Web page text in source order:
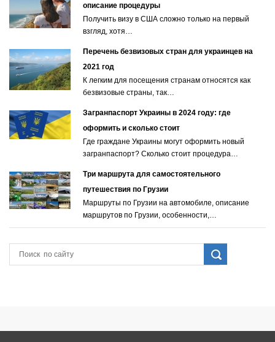
описание процедуры
Получить визу в США сложно только на первый
взгляд, хотя…
Перечень безвизовых стран для украинцев на
2021 год
К легким для посещения странам относятся как
безвизовые страны, так…
Загранпаспорт Украины в 2024 году: где
оформить и сколько стоит
Где граждане Украины могут оформить новый
загранпаспорт? Сколько стоит процедура…
Три маршрута для самостоятельного
путешествия по Грузии
Маршруты по Грузии на автомобиле, описание
маршрутов по Грузии, особенности,…